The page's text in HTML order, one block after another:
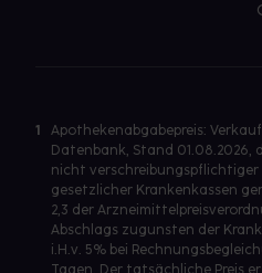
1
Apothekenabgabepreis:
Datenbank, Stand 01.08.2026,
nicht
gesetzlicher Krankenkassen
2,3 der
Abschlags zugunsten der
i.H.v. 5% bei